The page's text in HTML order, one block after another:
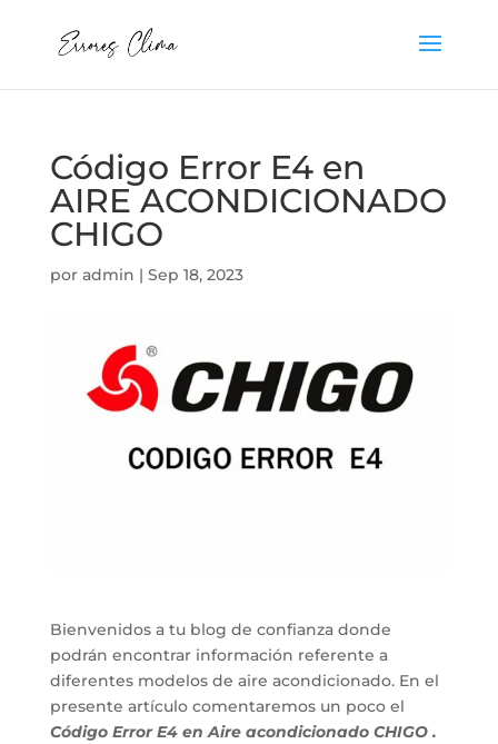
Código Error E4 en
AIRE ACONDICIONADO
CHIGO
por admin | Sep 18, 2023
Bienvenidos a tu blog de confianza donde
podrán encontrar información referente a
diferentes modelos de aire acondicionado. En el
presente artículo comentaremos un poco el
Código Error E4 en Aire acondicionado CHIGO .